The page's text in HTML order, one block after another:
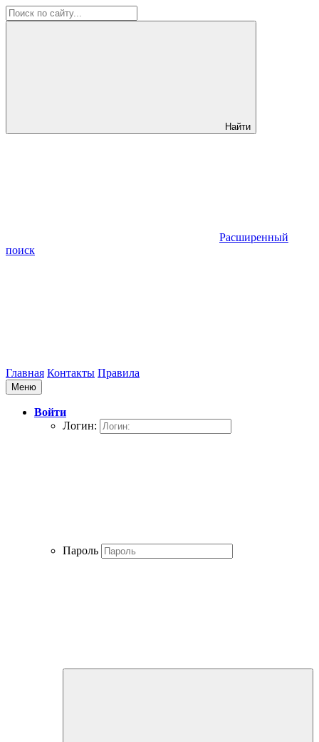
Найти
Расширенный
поиск
Главная Контакты Правила
Меню
Войти
Логин:
Пароль